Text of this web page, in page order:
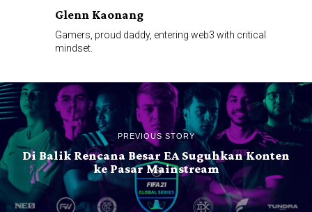
Glenn Kaonang
Gamers, proud daddy, entering web3 with critical
mindset.
PREVIOUS STORY
Di Balik Rencana Besar EA Suguhkan Konten
ke Pasar Mainstream